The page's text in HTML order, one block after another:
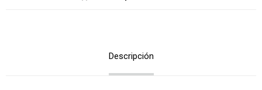
Descripción